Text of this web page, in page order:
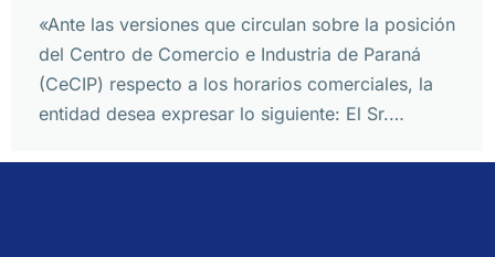
«Ante las versiones que circulan sobre la posición
del Centro de Comercio e Industria de Paraná
(CeCIP) respecto a los horarios comerciales, la
entidad desea expresar lo siguiente: El Sr.…